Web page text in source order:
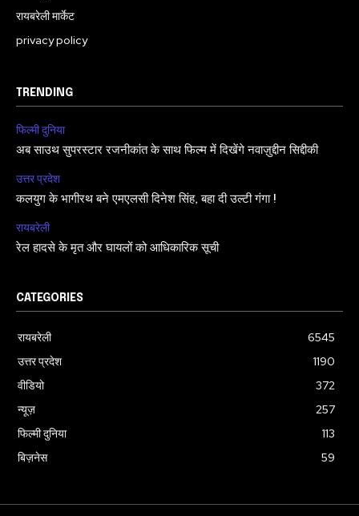
रायबरेली मार्केट
privacy policy
TRENDING
फिल्मी दुनिया
अब साउथ सुपरस्टार रजनीकांत के साथ फिल्म में दिखेंगे नवाज़ुद्दीन सिद्दीकी
उत्तर प्रदेश
कलयुग के भागीरथ बने एमएलसी दिनेश सिंह, बहा दी उल्टी गंगा !
रायबरेली
रेल हादसे के मृत और घायलों को आधिकारिक सूची
CATEGORIES
रायबरेली
6545
उत्तर प्रदेश
1190
वीडियो
372
न्यूज़
257
फिल्मी दुनिया
113
बिज़नेस
59